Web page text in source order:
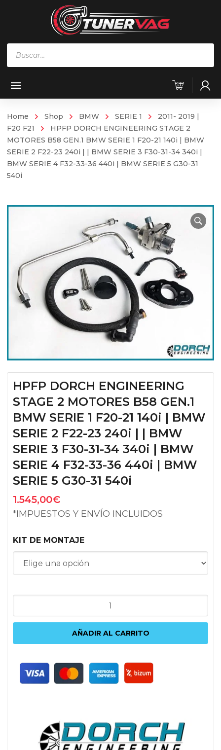
Home Shop BMW SERIE 1
2011- 2019 |
F20 F21
HPFP DORCH ENGINEERING STAGE 2
MOTORES B58 GEN.1 BMW SERIE 1 F20-21 140i | BMW
SERIE 2 F22-23 240i | | BMW SERIE 3 F30-31-34 340i |
BMW SERIE 4 F32-33-36 440i | BMW SERIE 5 G30-31
540i
HPFP DORCH ENGINEERING
STAGE 2 MOTORES B58 GEN.1
BMW SERIE 1 F20-21 140i | BMW
SERIE 2 F22-23 240i | | BMW
SERIE 3 F30-31-34 340i | BMW
SERIE 4 F32-33-36 440i | BMW
SERIE 5 G30-31 540i
1.545,00€
*IMPUESTOS Y ENVÍO INCLUIDOS
KIT DE MONTAJE
DORCH
STAGE
MOTORES
B58
AÑADIR AL CARRITO